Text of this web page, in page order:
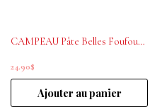
CAMPEAU Pâte Belles Foufounes 60g
24.90$
Ajouter au panier